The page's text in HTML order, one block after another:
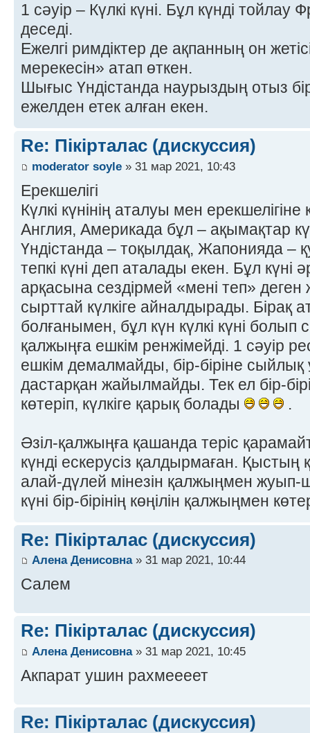
1 сәуір – Күлкі күні. Бұл күнді тойлау
деседі.
Ежелгі римдіктер де ақпанның он
мерекесін» атап өткен.
Шығыс Үндістанда наурыздың отыз
ежелден етек алған екен.
Re: Пікірталас (дискуссия)
moderator soyle » 31 мар 2021, 10:43
Ерекшелігі
Күлкі күнінің аталуы мен
Англия, Америкада бұл – ақымақтар
Үндістанда – тоқылдақ, Жапонияда –
тепкі күні деп аталады екен. Бұл күні
арқасына сездірмей «мені теп» деген
сырттай күлкіге айналдырады. Бірақ
болғанымен, бұл күн күлкі күні болып
қалжыңға ешкім ренжімейді. 1 сәуір
ешкім демалмайды, бір-біріне
дастарқан жайылмайды. Тек ел бір-
көтеріп, күлкіге қарық болады
.
Әзіл-қалжыңға қашанда теріс
күнді ескерусіз қалдырмаған. Қыстың
алай-дүлей мінезін қалжыңмен жуып-
күні бір-бірінің көңілін қалжыңмен
Re: Пікірталас (дискуссия)
Алена Денисовна» 31 мар 2021, 10:44
Салем
Re: Пікірталас (дискуссия)
Алена Денисовна» 31 мар 2021, 10:45
Акпарат ушин рахмеееет
Re: Пікірталас (дискуссия)